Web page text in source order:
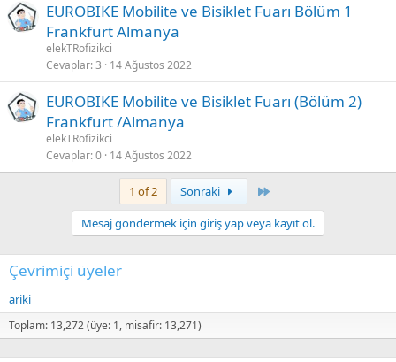
EUROBIKE Mobilite ve Bisiklet Fuarı Bölüm 1
Frankfurt Almanya
elekTRofizikci
Cevaplar 3 14 Ağustos 2022
EUROBIKE Mobilite ve Bisiklet Fuarı (Bölüm 2)
Frankfurt /Almanya
elekTRofizikci
Cevaplar 0 14 Ağustos 2022
1 of 2 Sonraki
Mesaj göndermek için giriş yap veya kayıt ol.
Çevrimiçi üyeler
ariki
Toplam: 13,272 (üye: 1, misafir: 13,271)